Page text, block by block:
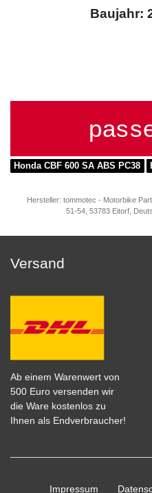
Baujahr:
Honda CBF 600 SA ABS PC38
Hersteller: tommotec - Motorbike
51-54, 53783 Eitorf,
Versand
Ab einem Warenwert von
500 Euro versenden wir
die Ware kostenlos zu
Ihnen als Endverbraucher!
Impressum